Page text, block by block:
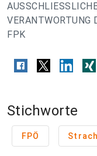
VERANTWORTUNG
FPK
Stichworte
FPÖ